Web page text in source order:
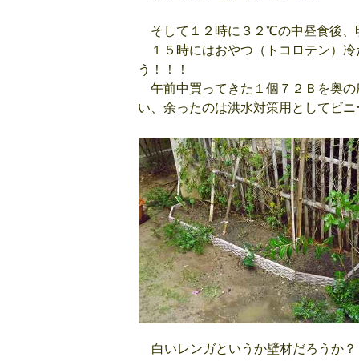
そして１２時に３２℃の中昼食後、
１５時にはおやつ（トコロテン）
う！！！
午前中買ってきた１個７２Ｂを奥
い、余ったのは洪水対策用としてビ
白いレンガというか壁材だろうか？